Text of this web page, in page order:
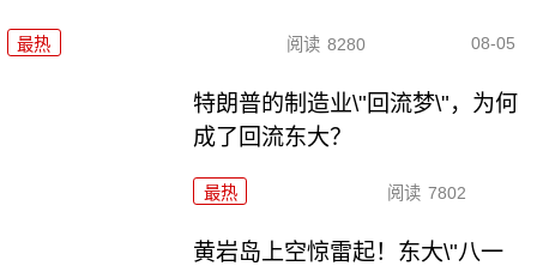
最热 阅读 8280 08-05
特朗普的制造业\"回流梦\"，为何
成了回流东大？
最热 阅读 7802
黄岩岛上空惊雷起！东大\"八一